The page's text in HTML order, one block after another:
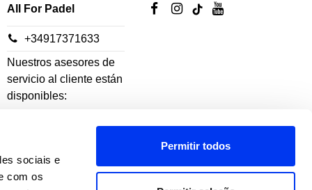
sociais e
com os
Permitir todos
All For Padel
+34917371633
Nuestros asesores de
servicio al cliente están
disponibles: